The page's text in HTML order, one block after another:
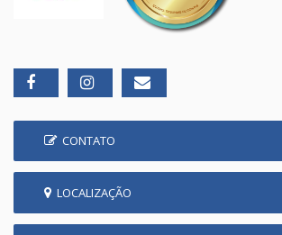
CONTATO
LOCALIZAÇÃO